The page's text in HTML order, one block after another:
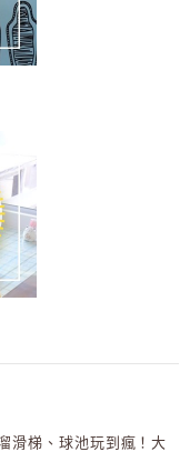
滑梯、球池玩到瘋！大